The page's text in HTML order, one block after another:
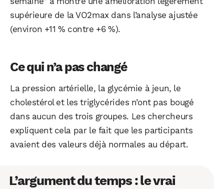
supérieure de la VO2max dans l’analyse ajustée
(environ +11 % contre +6 %).
Ce qui n’a pas changé
La pression artérielle, la glycémie à jeun, le
cholestérol et les triglycérides n’ont pas bougé
dans aucun des trois groupes. Les chercheurs
expliquent cela par le fait que les participants
avaient des valeurs déjà normales au départ.
L’argument du temps : le vrai
Telegram Email
Facebook X LinkedIn